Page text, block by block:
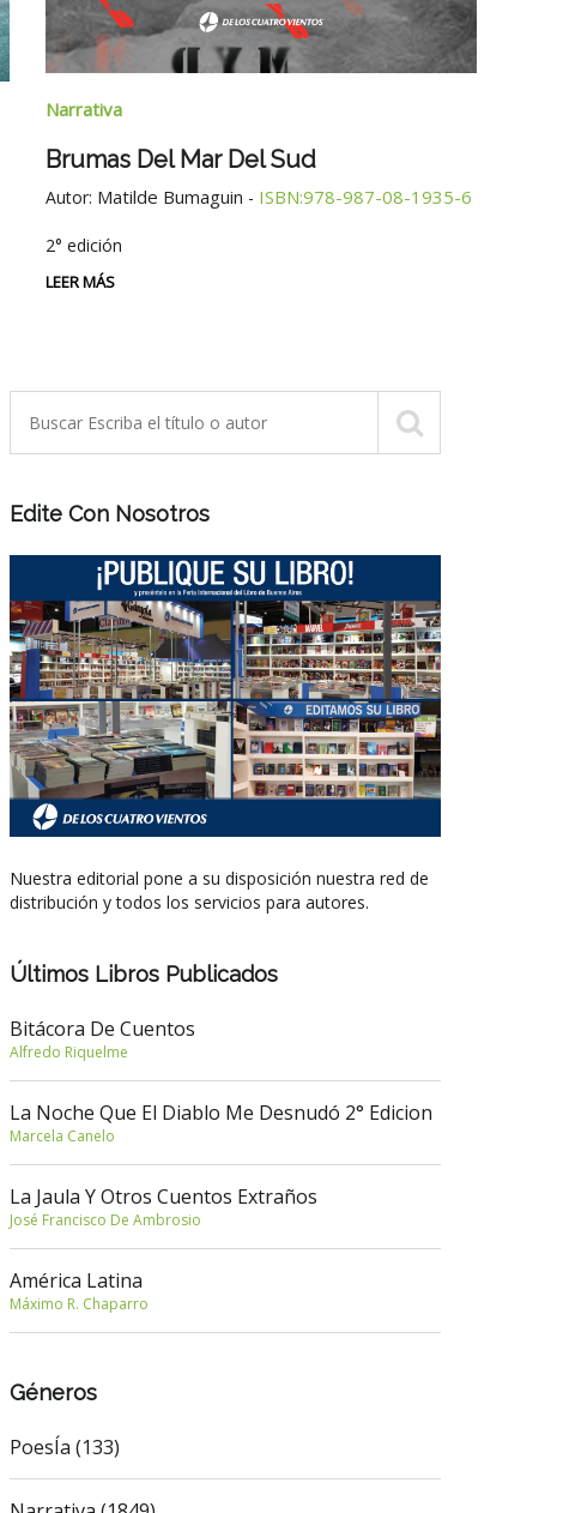
Narrativa
Brumas Del Mar Del Sud
Autor: Matilde Bumaguin - ISBN:978-987-08-1935-6
2° edición
LEER MÁS
Edite Con Nosotros
Nuestra editorial pone a su disposición nuestra red de
distribución y todos los servicios para autores.
Últimos Libros Publicados
Bitácora De Cuentos
Alfredo Riquelme
La Noche Que El Diablo Me Desnudó 2° Edicion
Marcela Canelo
La Jaula Y Otros Cuentos Extraños
José Francisco De Ambrosio
América Latina
Máximo R. Chaparro
Géneros
PoesÍa (133)